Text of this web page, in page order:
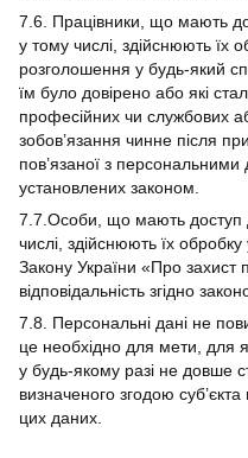
7.6. Працівники, що мають
у тому числі, здійснюють їх
розголошення у будь-який
їм було довірено або які
професійних чи службових
зобов’язання чинне після
пов’язаної з персональними
установлених законом.
7.7.Особи, що мають доступ
числі, здійснюють їх
Закону України «Про захист
відповідальність згідно
7.8. Персональні дані не
це необхідно для мети, для
у будь-якому разі не довше
визначеного згодою
цих даних.